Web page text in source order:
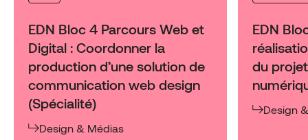
EDN Bloc 4 Parcours Web et
Digital : Coordonner la
production d’une solution de
communication web design
(Spécialité)
Design & Médias
EDN
du
Design